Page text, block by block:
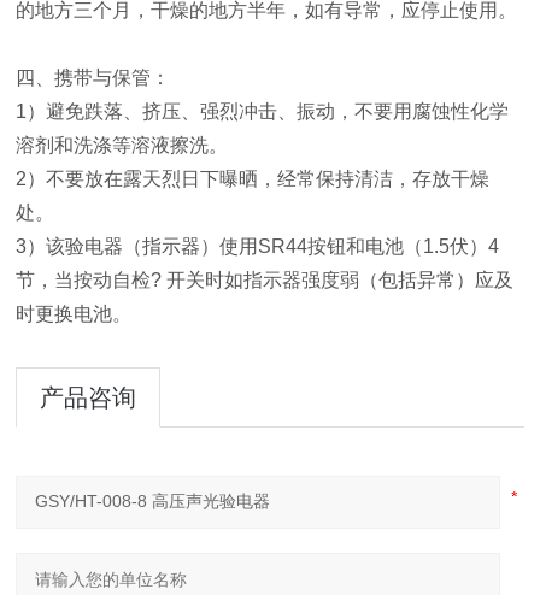
的地方三个月，干燥的地方半年，如有导常，应停止使用。
四、携带与保管：
1）避免跌落、挤压、强烈冲击、振动，不要用腐蚀性化学
溶剂和洗涤等溶液擦洗。
2）不要放在露天烈日下曝晒，经常保持清洁，存放干燥
处。
3）该验电器（指示器）使用SR44按钮和电池（1.5伏）4
节，当按动自检? 开关时如指示器强度弱（包括异常）应及
时更换电池。
产品咨询